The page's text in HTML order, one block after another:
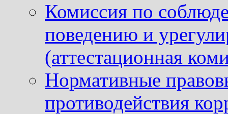
Комиссия по
поведению и
(аттестационная
Нормативные
противодействия